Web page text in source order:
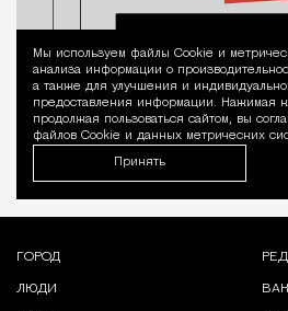
Мы используем файлы Сookie и
анализа информации о
а также для улучшения и
предоставления информации. Нажимая
продолжая пользоваться сайтом, вы
файлов Cookie и данных метрических
Принять
ГОРОД
ЛЮДИ